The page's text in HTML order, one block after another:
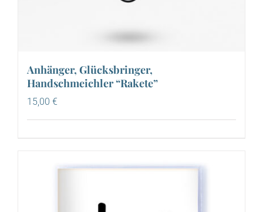
Anhänger, Glücksbringer,
Handschmeichler “Rakete”
15,00 €